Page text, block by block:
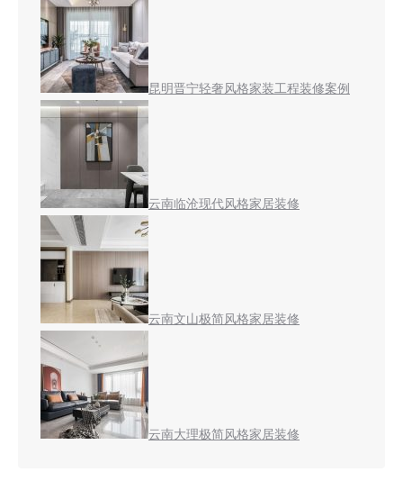
昆明晋宁轻奢风格家装工程装修案例
云南临沧现代风格家居装修
云南文山极简风格家居装修
云南大理极简风格家居装修